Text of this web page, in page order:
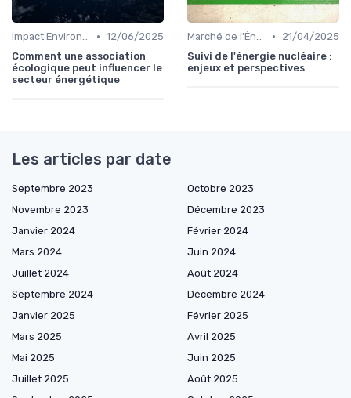
Impact Environnemental et Climatique • 12/06/2025
Comment une association
écologique peut influencer le
secteur énergétique
Marché de l'Énergie et Tendances •
21/04/2025
Suivi de l'énergie nucléaire :
enjeux et perspectives
Les articles par date
Septembre 2023
Octobre 2023
Novembre 2023
Décembre 2023
Janvier 2024
Février 2024
Mars 2024
Juin 2024
Juillet 2024
Août 2024
Septembre 2024
Décembre 2024
Janvier 2025
Février 2025
Mars 2025
Avril 2025
Mai 2025
Juin 2025
Juillet 2025
Août 2025